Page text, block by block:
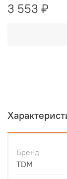
3 553 ₽
Бренд
TDM